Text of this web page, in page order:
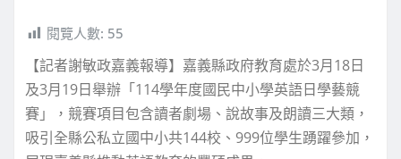
閱覽人數: 55
【記者謝敏政嘉義報導】嘉義縣政府教育處於3月18日
及3月19日舉辦「114學年度國民中小學英語日學藝競
賽」，競賽項目包含讀者劇場、說故事及朗讀三大類，
吸引全縣公私立國中小共144校、999位學生踴躍參加，